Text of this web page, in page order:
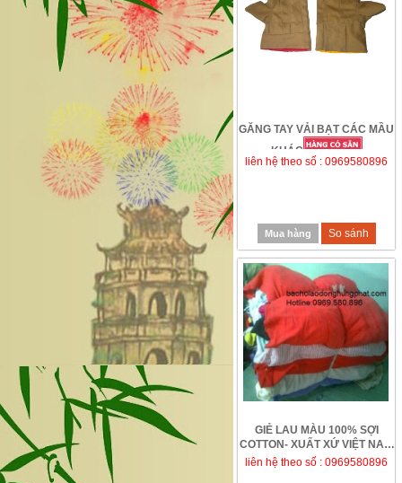
GĂNG TAY VẢI BẠT CÁC MẦU
KHÁC
liên hệ theo số : 0969580896
Mua hàng So sánh
GIẺ LAU MÀU 100% SỢI
COTTON- XUẤT XỨ VIỆT NAM
liên hệ theo số : 0969580896